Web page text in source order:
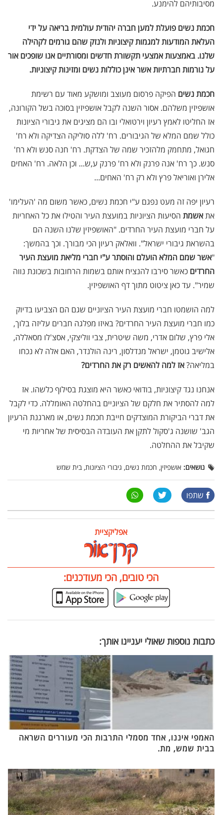
מסיבותיהם להימנע.
חכמת נשים פועלת למען חברה יהודית עולמית בריאה על ידי
העלאת המודעות למגמות קיצוניות ולנזק שהם גורמים לקהילה
שלנו. באמצעות אמצעי תקשורת חדשים ומסורתיים אנו שופכים אור
על נורמות חברתיות אשר אינן כוללות נשים ומזינות קיצוניות.
חכמת נשים הפיקה פרסום מעוצב ומושקע מאוד עם רשימת
אושפיזין משלהם. אסור השנה לקבל אושפיזין בסוכה בשל הקורונה,
אז החליטו לאמץ רעיון וירטואלי ובו הם מציגים את גיבורי הציונות
כולל שמם המלא של הגיבורים. רח' ללה סוליקה הצדיקה ולא רח'
חגואל, מתחמק מלהזכיר שמה של הצדקת. רח' חנה סנש ולא רח'
סנש. כך רח' אנה פרנק ולא רח' פרנק ע,ש... וכן הלאה. רח' האחים
אלירן ואוריאל פרץ ולא רק רח' האחים...
רעיון יפה זה מעט נפגם ע"י חכמת נשים, כאשר משום מה 'העלימו'
אתאשמת הסיעות הציוניות במועצת העיר והטילו את כל האחריות
על חברי מועצת העיר החרדים. "האושפיזין שלנו השנה הם
בהשראת גיבורי ישראל". וואלאק רעיון הכי מבורך. וכך בהמשך:
"אשר שמם המלא הועלם והוסתר ע"י חברי מליאת מועצת העיר
החרדים כאשר סירבו להנציח אותם בשמות הרחובות בשכונת נווה
שמיר". עד כאן ציטוט מתוך דף האושפיזין.
למה הושמטו חברי מועצת העיר הציוניים שגם הם הצביעו בדיוק
כמו חברי מועצת העיר החרדים? באיזו מפלגה חברים עליזה בלוך,
אלי פרץ, שלום אדרי, משה שיטרית, צבי ווליצקי, אסצ'לו מסאללה,
אלישיב גוטמן, ישראל מנדלסון, רינה הולנדר, האם אלה לא נכחו
במליאה?אז למה להאשים רק את החרדים?
אנחנו נגד קיצוניות, בודואי כאשר היא מוצגת בסילוף כלשהו. אז
למה להסתיר את חלקם של הציוניים בהחלטה האומללה. כדי לקבל
את דברי הביקורת המוצדקים חייבת חכמת נשים, או מארגנת הרעיון
הגב' שושנה ג'סקול לתקן את העובדה הבסיסית של אחריות מי
שקיבל את ההחלטה.
נושאים: אושפיזין, חכמת נשים, גיבורי הציונות, בית שמש
שתפו
אפליקציית
הכי טובים, הכי מעודכנים:
כתבות נוספות שאולי יעניינו אותך:
האמפי איננו, אחד מסמלי התרבות הכי מעוררים השראה
בבית שמש, מת.